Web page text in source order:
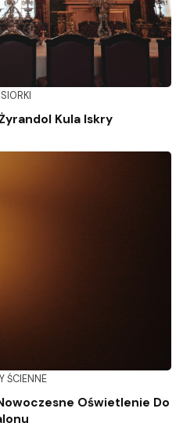
Kula Iskry
ŚCIENNE
Oświetlenie Do